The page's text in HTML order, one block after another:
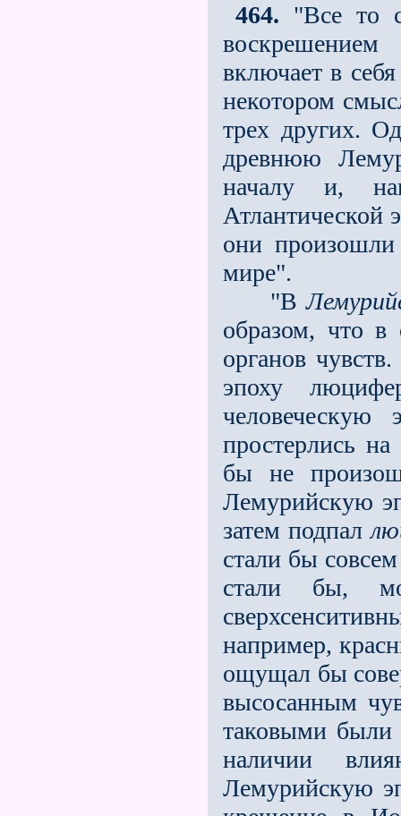
464. "Все то
включает в
некотором
трех других.
древнюю
началу и,
Атлантической
они
мире".
"В
образом, что в
органов
эпоху
простерлись
бы не
Лемурийскую
затем подпал
стали бы
стали бы,
например,
ощущал бы
высосанным
таковыми
наличии
Лемурийскую